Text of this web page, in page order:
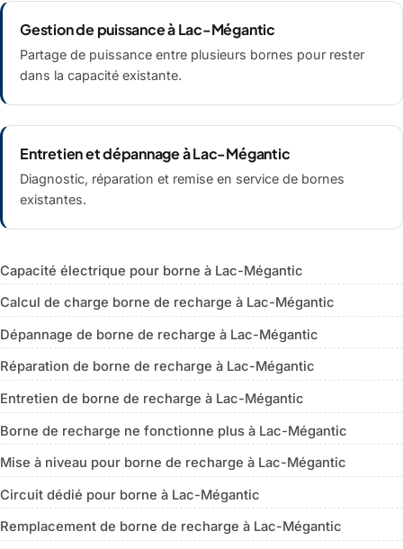
Gestion de puissance à Lac-Mégantic
Partage de puissance entre plusieurs bornes pour rester
dans la capacité existante.
Entretien et dépannage à Lac-Mégantic
Diagnostic, réparation et remise en service de bornes
existantes.
Capacité électrique pour borne à Lac-Mégantic
Calcul de charge borne de recharge à Lac-Mégantic
Dépannage de borne de recharge à Lac-Mégantic
Réparation de borne de recharge à Lac-Mégantic
Entretien de borne de recharge à Lac-Mégantic
Borne de recharge ne fonctionne plus à Lac-Mégantic
Mise à niveau pour borne de recharge à Lac-Mégantic
Circuit dédié pour borne à Lac-Mégantic
Remplacement de borne de recharge à Lac-Mégantic